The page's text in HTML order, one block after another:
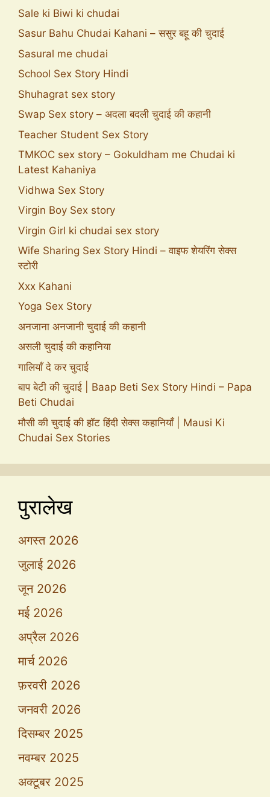
Sale ki Biwi ki chudai
Sasur Bahu Chudai Kahani – ससुर बहू की चुदाई
Sasural me chudai
School Sex Story Hindi
Shuhagrat sex story
Swap Sex story – अदला बदली चुदाई की कहानी
Teacher Student Sex Story
TMKOC sex story – Gokuldham me Chudai ki
Latest Kahaniya
Vidhwa Sex Story
Virgin Boy Sex story
Virgin Girl ki chudai sex story
Wife Sharing Sex Story Hindi – वाइफ शेयरिंग सेक्स
स्टोरी
Xxx Kahani
Yoga Sex Story
अनजाना अनजानी चुदाई की कहानी
असली चुदाई की कहानिया
गालियाँ दे कर चुदाई
बाप बेटी की चुदाई | Baap Beti Sex Story Hindi – Papa
Beti Chudai
मौसी की चुदाई की हॉट हिंदी सेक्स कहानियाँ | Mausi Ki
Chudai Sex Stories
पुरालेख
अगस्त 2026
जुलाई 2026
जून 2026
मई 2026
अप्रैल 2026
मार्च 2026
फ़रवरी 2026
जनवरी 2026
दिसम्बर 2025
नवम्बर 2025
अक्टूबर 2025